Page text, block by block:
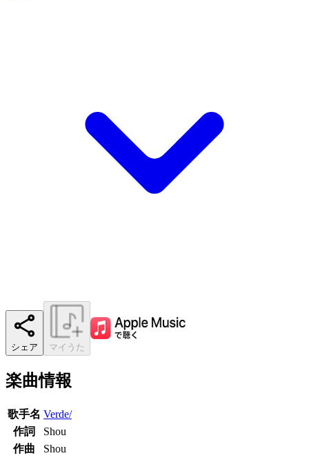
シェア マイうた
楽曲情報
歌手名 Verde/
作詞
Shou
作曲
Shou